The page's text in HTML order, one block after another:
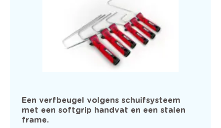
Een verfbeugel volgens schuifsysteem
met een softgrip handvat en een stalen
frame.